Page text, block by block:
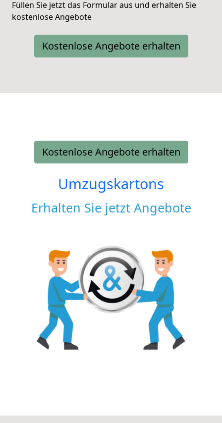
Füllen Sie jetzt das Formular aus und erhalten Sie
kostenlose Angebote
Kostenlose Angebote erhalten
Kostenlose Angebote erhalten
Umzugskartons
Erhalten Sie jetzt Angebote